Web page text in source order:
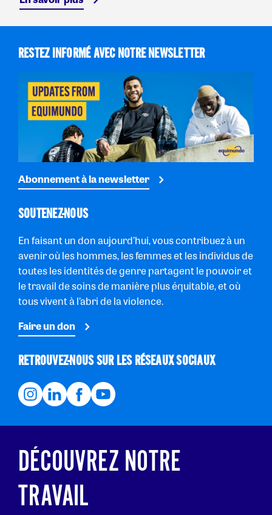
RESTEZ INFORMÉ AVEC NOTRE NEWSLETTER
Abonnement à la newsletter
SOUTENEZ-NOUS
En faisant un don aujourd’hui, vous contribuez à un
avenir où les hommes, les femmes et les individus de
toutes les identités de genre partagent le pouvoir et
le travail de soins de manière plus équitable, et où
tous vivent à l’abri de la violence.
Faire un don
RETROUVEZ-NOUS SUR LES RÉSEAUX SOCIAUX
DÉCOUVREZ NOTRE
TRAVAIL